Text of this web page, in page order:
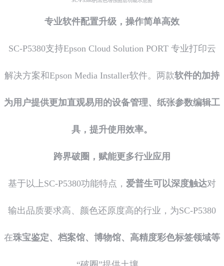
专业软件配置升级，操作简单高效
SC-P5380支持Epson Cloud Solution PORT 专业打印云
解决方案和Epson Media Installer软件。两款软件的加持
为用户提供更加直观易用的设备管理、纸张参数编辑工
具，提升使用效率。
跨界破圈，赋能更多行业应用
基于以上SC-P5380功能特点， 爱普生可以深度触达对
输出品质要求高、颜色还原度高的行业，为SC-P5380
在珠宝鉴定、档案馆、博物馆、高精度彩色标签领域等